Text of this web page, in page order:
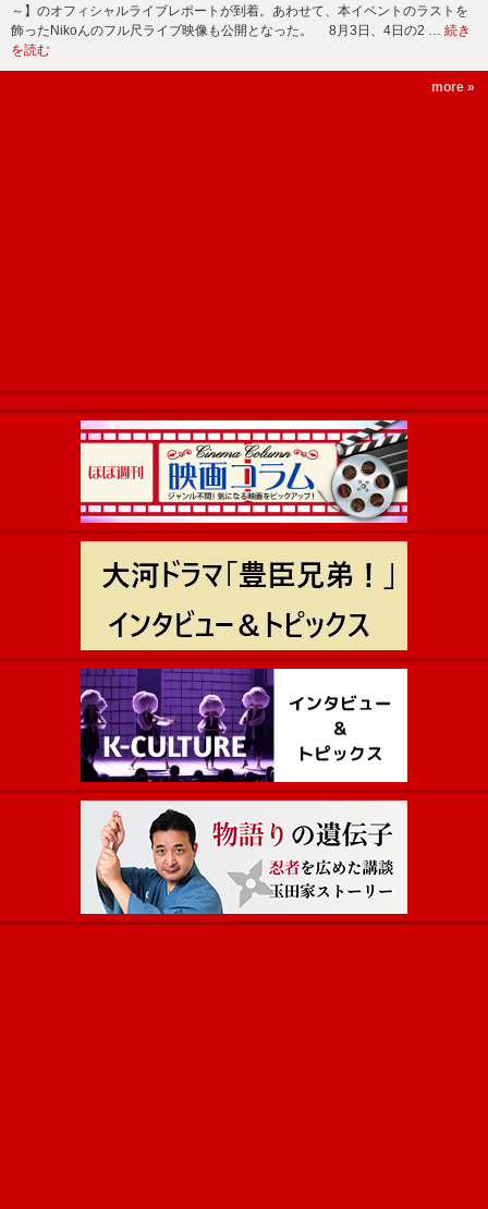
～】のオフィシャルライブレポートが到着。あわせて、本イベントのラストを
飾ったNikoんのフル尺ライブ映像も公開となった。 8月3日、4日の2 … 続き
を読む
more »